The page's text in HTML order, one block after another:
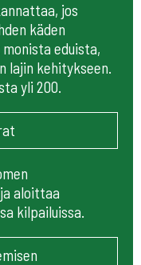
jos
käden
eduista,
lajin kehitykseen.
yli 200.
aloittaa
kilpailuissa.